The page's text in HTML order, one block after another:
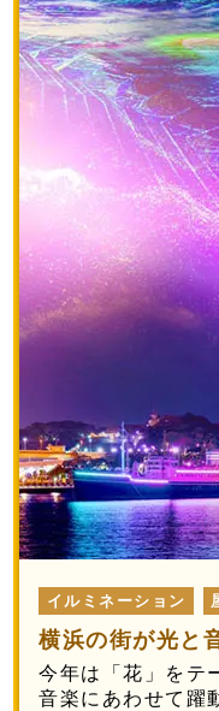
イルミネーション
横浜の街が光と
今年は「花」をテ
音楽にあわせて躍